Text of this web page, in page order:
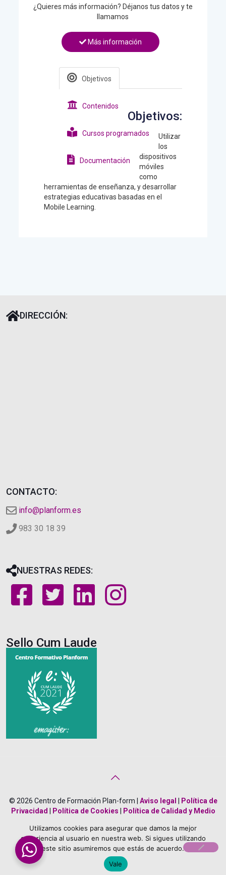
¿Quieres más información? Déjanos tus datos y te
llamamos
Más información
Objetivos
Contenidos
Cursos programados
Documentación
Objetivos:
Utilizar
los
dispositivos
móviles
como
herramientas de enseñanza, y desarrollar
estrategias educativas basadas en el
Mobile Learning.
DIRECCIÓN:
CONTACTO:
info@planform.es
983 30 18 39
NUESTRAS REDES:
Sello Cum Laude
© 2026 Centro de Formación Plan-form | Aviso legal
Política de
Privacidad
Política de Cookies
Política de Calidad y Medio
About Us Career Terms Team Members
Utilizamos cookies para asegurar que damos la mejor
experiencia al usuario en nuestra web. Si sigues utilizando
este sitio asumiremos que estás de acuerdo.
Vale